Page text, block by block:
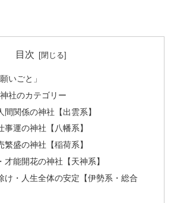
目次
いごと」
社のカテゴリー
関係の神社【出雲系】
事運の神社【八幡系】
盛の神社【稲荷系】
能開花の神社【天神系】
・人生全体の安定【伊勢系・総合